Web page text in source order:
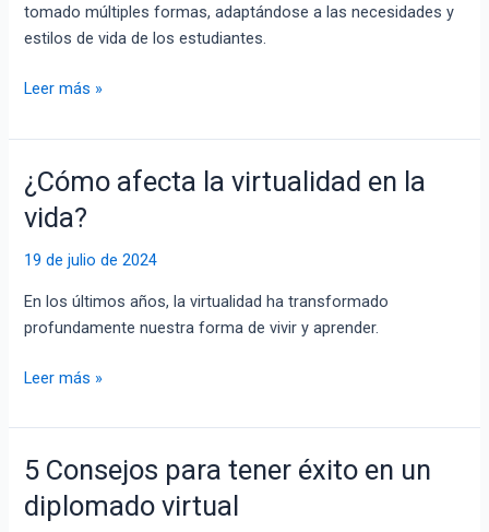
tomado múltiples formas, adaptándose a las necesidades y
estilos de vida de los estudiantes.
me
conviene
Leer más »
¿Cómo afecta la virtualidad en la
vida?
19 de julio de 2024
En los últimos años, la virtualidad ha transformado
profundamente nuestra forma de vivir y aprender.
¿Cómo
afecta
la
virtualidad
la
vida?
Leer más »
5 Consejos para tener éxito en un
diplomado virtual
5
Consejos
para